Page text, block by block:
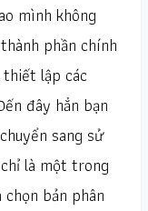
mình không
phần chính
lập các
đây hẳn bạn
sang sử
là một trong
bản phân